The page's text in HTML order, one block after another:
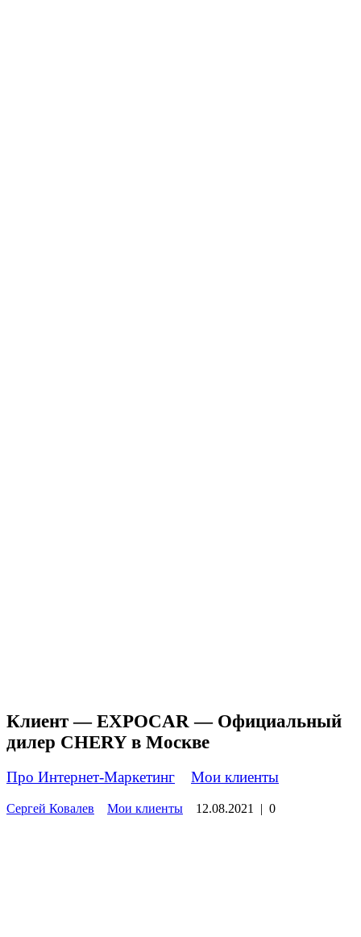
Клиент — EXPOCAR — Официальный
дилер CHERY в Москве
Про Интернет-Маркетинг Мои клиенты
Сергей Ковалев Мои клиенты 12.08.2021 | 0